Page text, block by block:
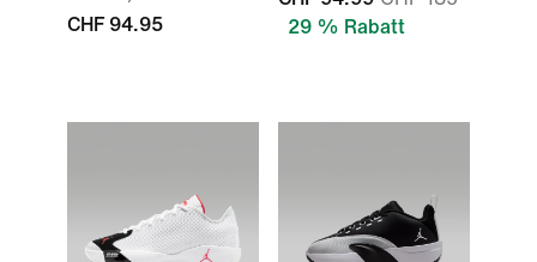
CHF 94.95
29 % Rabatt